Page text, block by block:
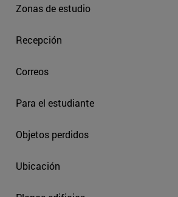
Zonas de estudio
Recepción
Correos
Para el estudiante
Objetos perdidos
Ubicación